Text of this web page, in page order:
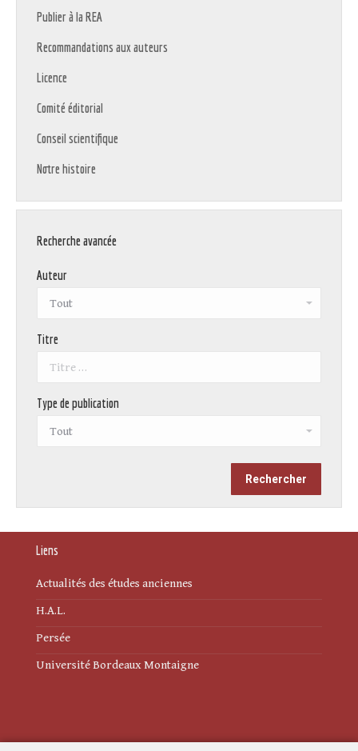
Publier à la REA
Recommandations aux auteurs
Licence
Comité éditorial
Conseil scientifique
Notre histoire
Recherche avancée
Auteur
Titre
Type de publication
Liens
Actualités des études anciennes
H.A.L.
Persée
Université Bordeaux Montaigne